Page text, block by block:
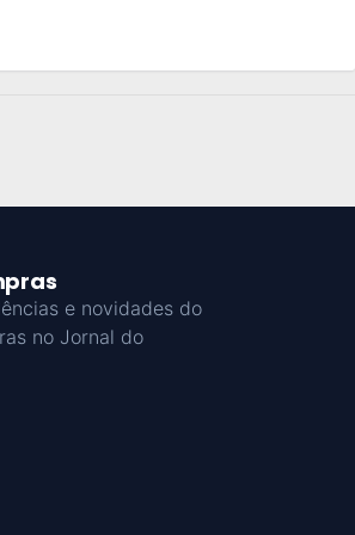
e novidades do
no Jornal do